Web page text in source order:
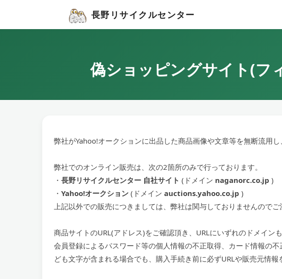
長野リサイクルセンター
偽ショッピングサイト(フ
弊社がYahoo!オークションに出品した商品画像や文章等を無断流用
弊社でのオンライン販売は、次の2箇所のみで行っております。
・ 長野リサイクルセンター 自社サイト (ドメイン naganorc.co.jp )
・ Yahoo!オークション (ドメイン auctions.yahoo.co.jp )
上記以外での販売につきましては、弊社は関与しておりませんのでご
商品サイトのURL(アドレス)をご確認頂き、URLにいずれのドメイン
会員登録によるパスワード等の個人情報の不正取得、カード情報の
ども文字が含まれる場合でも、購入手続き前に必ずURLや販売元情報